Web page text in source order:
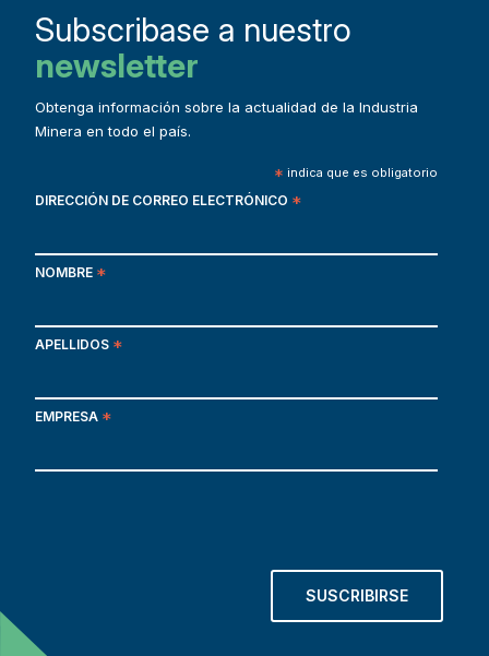
Subscribase a nuestro
newsletter
Obtenga información sobre la actualidad de la Industria
Minera en todo el país.
* indica que es obligatorio
DIRECCIÓN DE CORREO ELECTRÓNICO *
NOMBRE *
APELLIDOS *
EMPRESA *